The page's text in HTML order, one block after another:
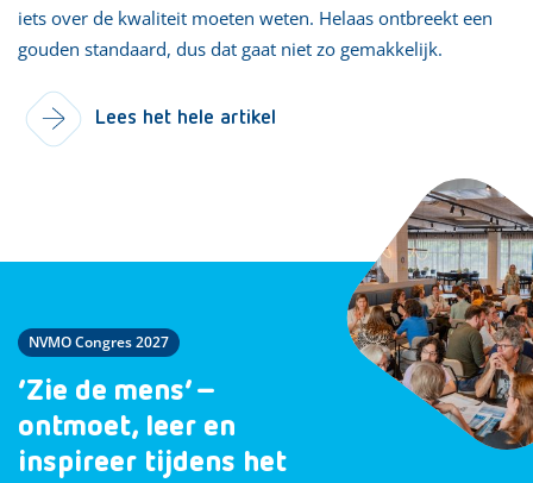
iets over de kwaliteit moeten weten. Helaas ontbreekt een
gouden standaard, dus dat gaat niet zo gemakkelijk.
Lees het hele artikel
NVMO Congres 2027
‘Zie de mens’ –
ontmoet, leer en
inspireer tijdens het